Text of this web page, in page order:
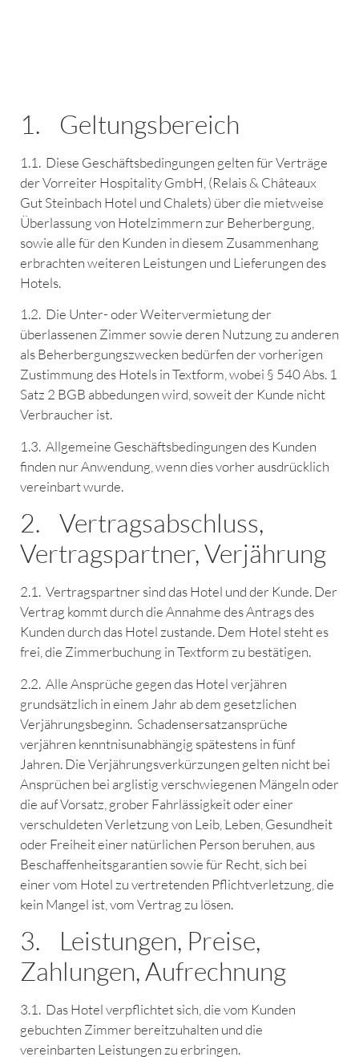
1. Geltungsbereich
1.1. Diese Geschäftsbedingungen gelten für Verträge
der Vorreiter Hospitality GmbH, (Relais & Châteaux
Gut Steinbach Hotel und Chalets) über die mietweise
Überlassung von Hotelzimmern zur Beherbergung,
sowie alle für den Kunden in diesem Zusammenhang
erbrachten weiteren Leistungen und Lieferungen des
Hotels.
1.2. Die Unter- oder Weitervermietung der
überlassenen Zimmer sowie deren Nutzung zu anderen
als Beherbergungszwecken bedürfen der vorherigen
Zustimmung des Hotels in Textform, wobei § 540 Abs. 1
Satz 2 BGB abbedungen wird, soweit der Kunde nicht
Verbraucher ist.
1.3. Allgemeine Geschäftsbedingungen des Kunden
finden nur Anwendung, wenn dies vorher ausdrücklich
vereinbart wurde.
2. Vertragsabschluss,
Vertragspartner, Verjährung
2.1. Vertragspartner sind das Hotel und der Kunde. Der
Vertrag kommt durch die Annahme des Antrags des
Kunden durch das Hotel zustande. Dem Hotel steht es
frei, die Zimmerbuchung in Textform zu bestätigen.
2.2. Alle Ansprüche gegen das Hotel verjähren
grundsätzlich in einem Jahr ab dem gesetzlichen
Verjährungsbeginn. Schadensersatzansprüche
verjähren kenntnisunabhängig spätestens in fünf
Jahren. Die Verjährungsverkürzungen gelten nicht bei
Ansprüchen bei arglistig verschwiegenen Mängeln oder
die auf Vorsatz, grober Fahrlässigkeit oder einer
verschuldeten Verletzung von Leib, Leben, Gesundheit
oder Freiheit einer natürlichen Person beruhen, aus
Beschaffenheitsgarantien sowie für Recht, sich bei
einer vom Hotel zu vertretenden Pflichtverletzung, die
kein Mangel ist, vom Vertrag zu lösen.
3. Leistungen, Preise,
Zahlungen, Aufrechnung
3.1. Das Hotel verpflichtet sich, die vom Kunden
gebuchten Zimmer bereitzuhalten und die
vereinbarten Leistungen zu erbringen.